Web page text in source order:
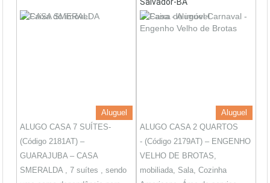
Aluguel
ALUGO CASA 7 SUÍTES-
(Código 2181AT) –
GUARAJUBA – CASA
SMERALDA , 7 suítes , sendo
Aluguel
ALUGO CASA 2 QUARTOS
- (Código 2179AT) – ENGENHO
VELHO DE BROTAS,
mobiliada, Sala, Cozinha